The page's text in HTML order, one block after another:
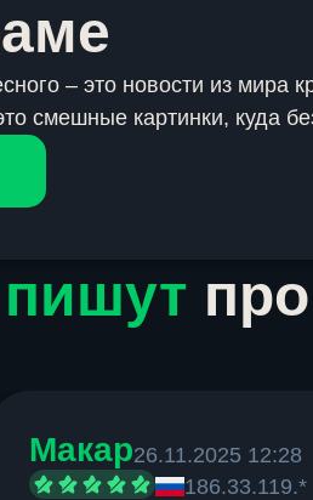
– это новости из мира
смешные картинки, куда
Макар26.11.2025 12:28
186.33.119.*